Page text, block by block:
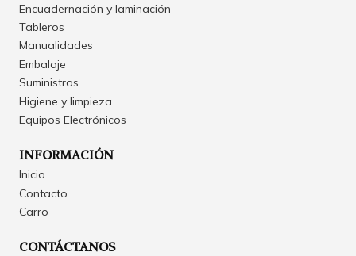
Encuadernación y laminación
Tableros
Manualidades
Embalaje
Suministros
Higiene y limpieza
Equipos Electrónicos
INFORMACIÓN
Inicio
Contacto
Carro
CONTÁCTANOS